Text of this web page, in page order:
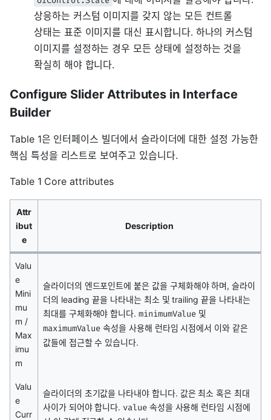
상응하는 커스텀 이미지를 갖지 않는 모든 컨트롤
상태는 표준 이미지를 대신 표시합니다. 하나의 커스텀
이미지를 설정하는 경우 모든 상태에 설정하는 것을
확실히 해야 합니다.
Configure Slider Attributes in Interface
Builder
Table 1은 인터페이스 빌더에서 슬라이더에 대한 설정 가능한
핵심 특성을 리스트로 보여주고 있습니다.
Table 1 Core attributes
Attr
ibut
e
Description
Valu
e
Mini
mu
m /
Max
imu
m
슬라이더의 엔드포인트에 붙은 값을 구체화해야 하며, 슬라이
더의 leading 끝을 나타내는 최소 및 trailing 끝을 나타내는
최대를 구체화해야 합니다.minimumValue 및
maximumValue 속성을 사용해 런타임 시점에서 이와 같은
값들에 접근할 수 있습니다.
Valu
e
Curr
슬라이더의 초기값을 나타내야 합니다. 값은 최소 혹은 최대
사이가 되어야 합니다. value속성을 사용해 런타임 시점에